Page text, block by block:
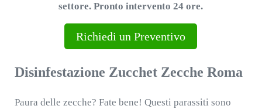
settore. Pronto intervento 24 ore.
Richiedi un Preventivo
Disinfestazione Zucchet Zecche Roma
Paura delle zecche? Fate bene! Questi parassiti sono